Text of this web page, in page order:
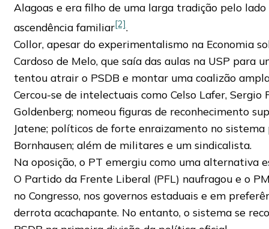
Alagoas e era filho de uma larga tradição pelo
ascendência familiar[2].
Collor, apesar do experimentalismo na Economia
Cardoso de Melo, que saía das aulas na USP para
tentou atrair o PSDB e montar uma coalizão
Cercou-se de intelectuais como Celso Lafer, Sergio
Goldenberg; nomeou figuras de reconhecimento
Jatene; políticos de forte enraizamento no sistema
Bornhausen; além de militares e um sindicalista.
Na oposição, o PT emergiu como uma alternativa
O Partido da Frente Liberal (PFL) naufragou e o
no Congresso, nos governos estaduais e em
derrota acachapante. No entanto, o sistema se